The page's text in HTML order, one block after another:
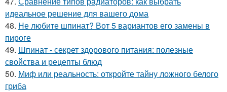
идеальное решение для вашего дома
48. Не любите шпинат? Вот 5 вариантов его замены в
пироге
49. Шпинат - секрет здорового питания: полезные
свойства и рецепты блюд
50. Миф или реальность: откройте тайну ложного белого
гриба